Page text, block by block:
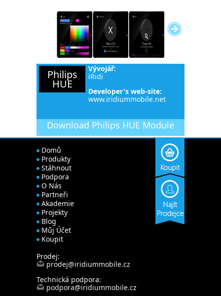
Philips
HUE
Vývojář:
iRidi
Developer's web-site:
www.iridiummobile.net
Download Philips HUE Module
Domů
Produkty
Stáhnout
Podpora
O Nás
Partneři
Akademie
Projekty
Blog
Můj Účet
Koupit
Prodej:
prodej@iridiummobile.cz
Technická podpora:
podpora@iridiummobile.cz